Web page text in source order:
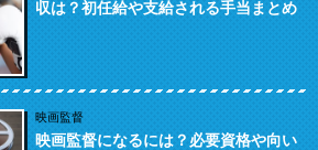
収は？初任給や支給される手当まとめ
映画監督
映画監督になるには？必要資格や向い